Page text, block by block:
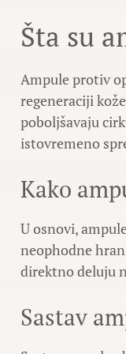
Šta su
Ampule protiv
regeneraciji
poboljšavaju
istovremeno
Kako
U osnovi,
neophodne
direktno deluju
Sastav